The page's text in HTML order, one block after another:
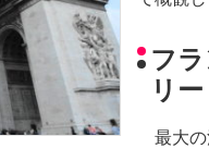
フ
リー
最大の